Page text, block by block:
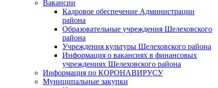
Вакансии
Кадровое обеспечение Администрации
района
Образовательные учреждения Шелеховского
района
Учреждения культуры Шелеховского района
Информация о вакансиях в финансовых
учреждениях Шелеховского района
Информация по КОРОНАВИРУСУ
Муниципальные закупки